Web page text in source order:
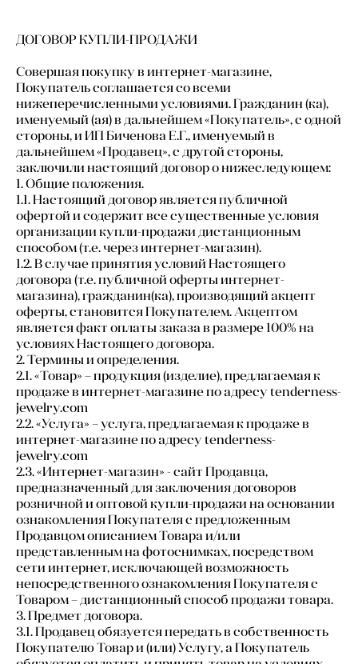
ДОГОВОР КУПЛИ-ПРОДАЖИ
Совершая покупку в интернет-магазине,
Покупатель соглашается со всеми
нижеперечисленными условиями. Гражданин (ка),
именуемый (ая) в дальнейшем «Покупатель», с одной
стороны, и ИП Биченова Е.Г., именуемый в
дальнейшем «Продавец», с другой стороны,
заключили настоящий договор о нижеследующем:
1. Общие положения.
1.1. Настоящий договор является публичной
офертой и содержит все существенные условия
организации купли-продажи дистанционным
способом (т.е. через интернет-магазин).
1.2. В случае принятия условий Настоящего
договора (т.е. публичной оферты интернет-
магазина), гражданин(ка), производящий акцепт
оферты, становится Покупателем. Акцептом
является факт оплаты заказа в размере 100% на
условиях Настоящего договора.
2. Термины и определения.
2.1. «Товар» – продукция (изделие), предлагаемая к
продаже в интернет-магазине по адресу tenderness-
jewelry.com
2.2. «Услуга» – услуга, предлагаемая к продаже в
интернет-магазине по адресу tenderness-
jewelry.com
2.3. «Интернет-магазин» - сайт Продавца,
предназначенный для заключения договоров
розничной и оптовой купли-продажи на основании
ознакомления Покупателя с предложенным
Продавцом описанием Товара и/или
представленным на фотоснимках, посредством
сети интернет, исключающей возможность
непосредственного ознакомления Покупателя с
Товаром – дистанционный способ продажи товара.
3. Предмет договора.
3.1. Продавец обязуется передать в собственность
Покупателю Товар и (или) Услугу, а Покупатель